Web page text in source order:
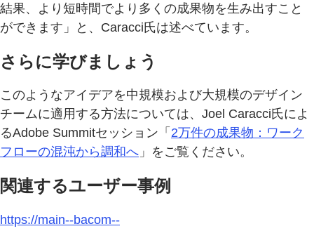
結果、より短時間でより多くの成果物を生み出すこと
ができます」と、Caracci氏は述べています。
さらに学びましょう
このようなアイデアを中規模および大規模のデザイン
チームに適用する方法については、Joel Caracci氏によ
るAdobe Summitセッション「 2万件の成果物：ワーク
フローの混沌から調和へ 」をご覧ください。
関連するユーザー事例
https://main--bacom--